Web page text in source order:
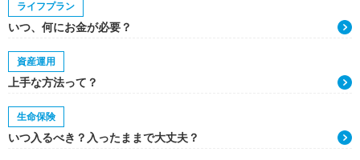
ライフプラン
いつ、何にお金が必要？
資産運用
上手な方法って？
生命保険
いつ入るべき？入ったままで大丈夫？